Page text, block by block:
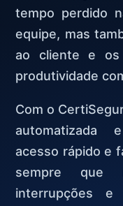
tempo perdido
equipe, mas
ao cliente e os
produtividade
Com o
automatizada
acesso rápido e
sempre que
interrupções